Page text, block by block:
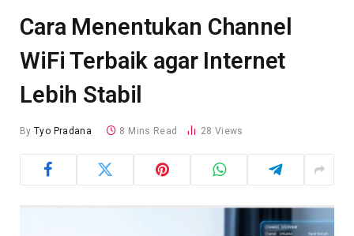
Cara Menentukan Channel
WiFi Terbaik agar Internet
Lebih Stabil
By Tyo Pradana 8 Mins Read 28 Views